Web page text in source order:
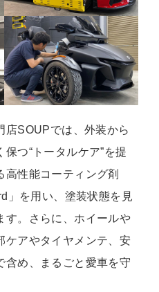
店SOUPでは、外装から
つ“トータルケア”を提
高性能コーティング剤
」を用い、塗装状態を見
す。さらに、ホイールや
ケアやタイヤメンテ、安
含め、まるごと愛車を守